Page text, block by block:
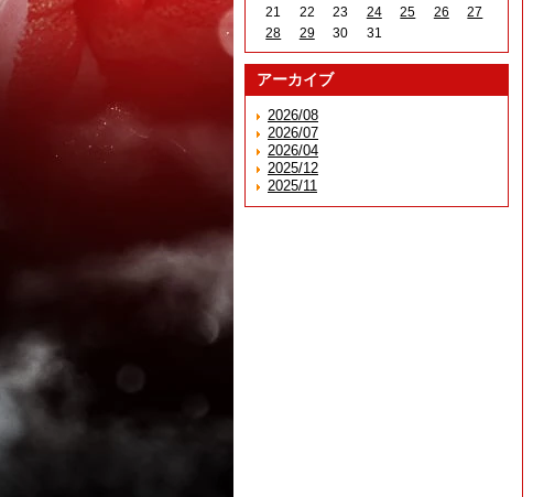
21
22 23 24 25 26
27
28
29 30 31
アーカイブ
2026/08
2026/07
2026/04
2025/12
2025/11